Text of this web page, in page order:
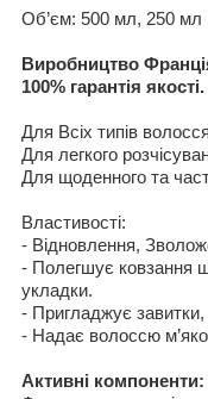
Об’єм: 500 мл, 250 мл
Виробництво
100% гарантія якості.
Для Всіх типів волосся
Для легкого
Для щоденного та
Властивості:
- Відновлення,
- Полегшує ковзання
укладки.
- Пригладжує
- Надає волоссю
Активні компоненти: